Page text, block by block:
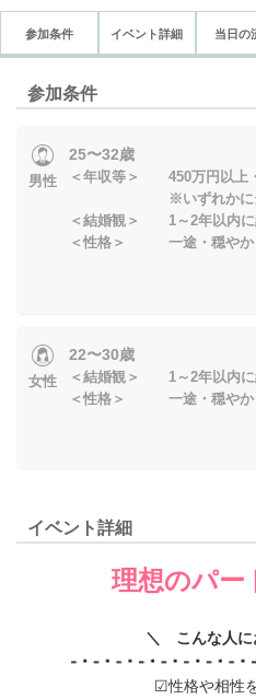
参加条件 イベント詳細 当日の
参加条件
男性
25〜32歳
＜年収等＞ 450万円以上
※いずれかに当て
＜結婚観＞ 1～2年以内に
＜性格＞ 一途・穏やか
女性
22〜30歳
＜結婚観＞ 1～2年以内に
＜性格＞ 一途・穏やか
イベント詳細
理想のパー
＼ こんな人
☑性格や相性